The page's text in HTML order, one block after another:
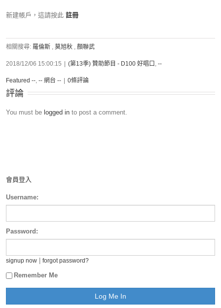
新建帳戶，這請按此 註冊
相關搜尋: 羅倫斯 , 莫旭秋 , 顏聯武
2018/12/06 15:00:15 (第13季) 贊助節目 - D100 好唱口 , --
Featured --, -- 網台 -- 0條評論
評論
You must be logged in to post a comment.
會員登入
Username:
Password:
signup now forgot password?
Remember Me